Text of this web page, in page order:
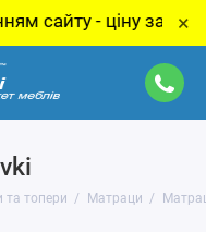
- ціну за товар×
та топери Матраци